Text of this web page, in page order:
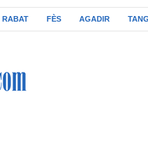
RABAT FÈS AGADIR